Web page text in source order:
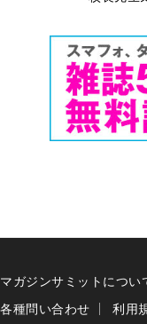
マガジンサミットについ
各種問い合わせ
利用